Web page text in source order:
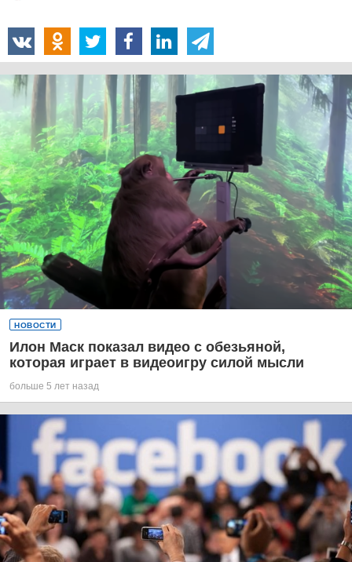
НОВОСТИ
Илон Маск показал видео с обезьяной,
которая играет в видеоигру силой мысли
больше 5 лет назад